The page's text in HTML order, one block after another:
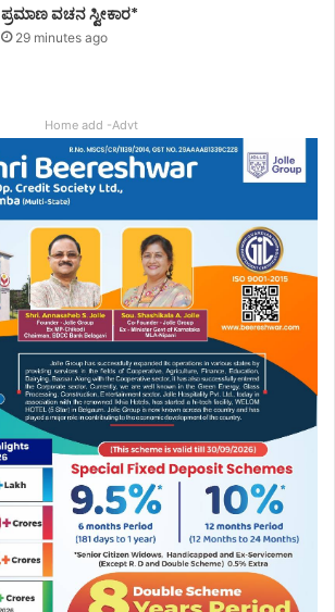
ಪ್ರಮಾಣ ವಚನ ಸ್ವೀಕಾರ*
29 minutes ago
Home add -Advt